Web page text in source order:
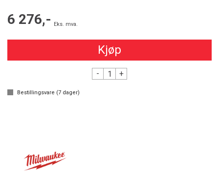
6 276,- Eks. mva.
Kjøp
- +
Bestillingsvare (7 dager)